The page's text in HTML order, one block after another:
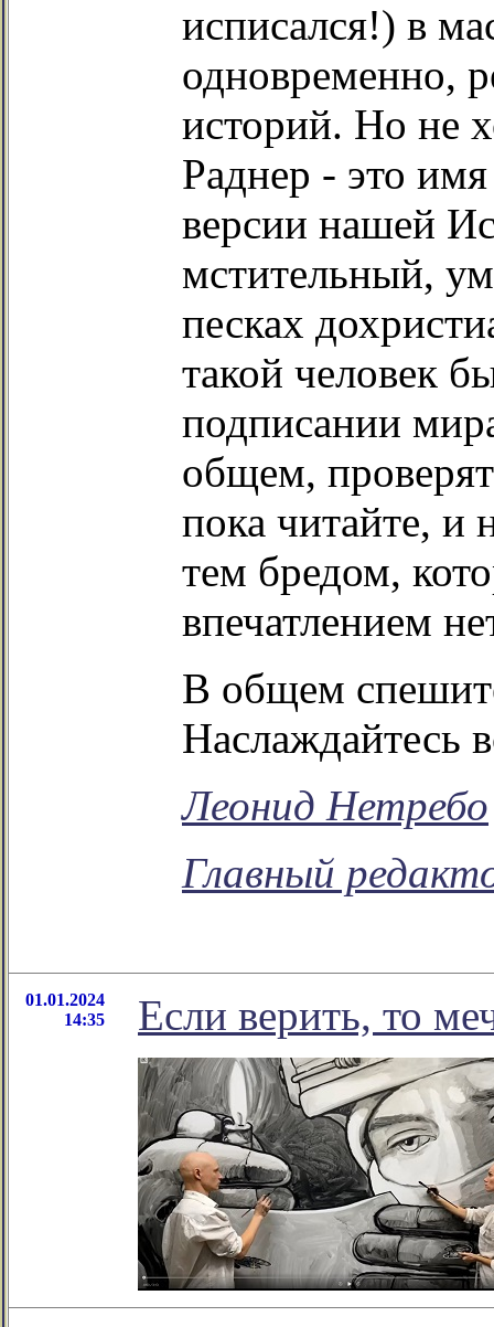
исписался!) в
одновременно,
историй. Но не
Раднер - это
версии нашей
мстительный,
песках
такой человек
подписании
общем,
пока читайте, и
тем бредом,
впечатлением
В общем
Наслаждайтесь
Леонид Нетребо
Главный
01.01.2024
14:35
Если верить, то